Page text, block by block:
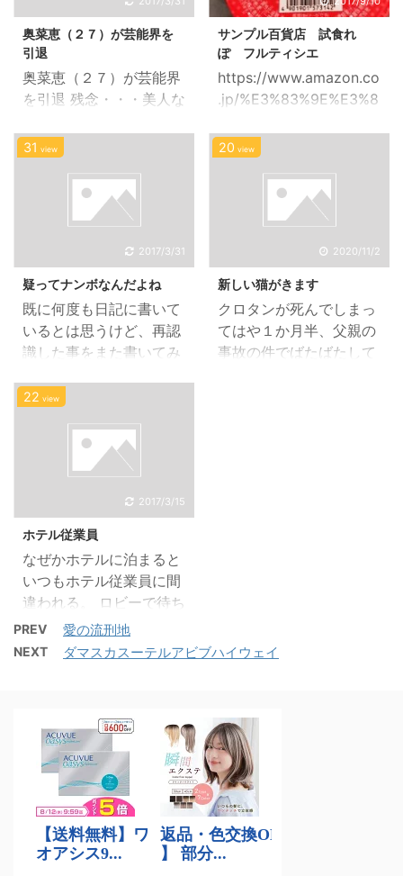
奥菜恵（２７）が芸能界を
引退
奥菜恵（２７）が芸能界
を引退 残念・・・美人な
のね・・・。 彼女、綺麗
なのにねぇ！！もったい
ない！！ 若くして仕事ー
結婚ー離婚で疲れたの
か？ No tags for this
サンプル百貨店 試食れ
ぽ フルティシエ
https://www.amazon.co
.jp/%E3%83%9E%E3%8
%83%8B%E3%83%81%
E3%83%AD-
%E3%83%95%E3%83%
AB%E3%83%86%E3%8
2%A3%E3%82%B7%E3
%82%A8%E3%81%A1%
E3%82%87%E3%81%A
3%E3%81%A8%E8%B4
%85%E6%B2%A2-
%E3%81%84%E3%81%
A1%E3%81%94%E6%9E
31 view
2017/3/31
疑ってナンボなんだよね
既に何度も日記に書いて
いるとは思うけど、再認
識した事をまた書いてみ
だなぁと思う事は皆が皆
す。 これはアラブ人だけ
じゃないけど、インド
人、パキ人もそうだけ
ど、 とにかく信用しな
い。 私もシリアに来たと
きに何度もシリア人から
「私たち以外は信用する
な、他人は信用する
な！」って色々な人から
言われた。 日本ってさ、
「信頼・友情」とか大事
ンパキは本当に人を信用
しない、 どころか普通に
疑う。信用しなくてそれ
が当たり前みたいな ...
20 view
2020/11/2
新しい猫がきます
クロタンが死んでしまっ
てはや１か月半、父親の
事故の件でばたばたして
月くらいだったので、こ
いです。 母親からはクロ
タンの息子だと思って育
てたら？って言われたん
ですが、えーーもう想像
...
22 view
2017/3/15
ホテル従業員
なぜかホテルに泊まると
いつもホテル従業員に間
違われる。 ロビーで待ち
合わせで待ってても、行
く人ゆく人に、 カンファ
うん。私も客だからね。
昨日某T国ホテルに泊ま
ってて、エレベーターに
乗ってたら 途中で婆さん
連中がノソノソ乗ってき
たから、 気を利かせて開
くボタン押しててやった
PREV 愛の流刑地
NEXT ダマスカスーテルアビブハイウェイ